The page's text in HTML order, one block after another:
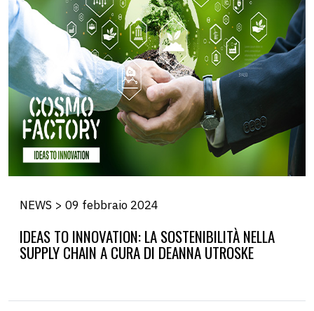
NEWS > 09 febbraio 2024
IDEAS TO INNOVATION: LA SOSTENIBILITÀ NELLA
SUPPLY CHAIN A CURA DI DEANNA UTROSKE